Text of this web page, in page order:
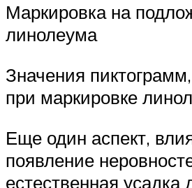
Маркировка на
линолеума
Значения
при маркировке
Еще один аспект,
появление
естественная усадка